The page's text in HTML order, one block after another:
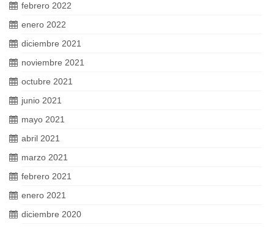
febrero 2022
enero 2022
diciembre 2021
noviembre 2021
octubre 2021
junio 2021
mayo 2021
abril 2021
marzo 2021
febrero 2021
enero 2021
diciembre 2020